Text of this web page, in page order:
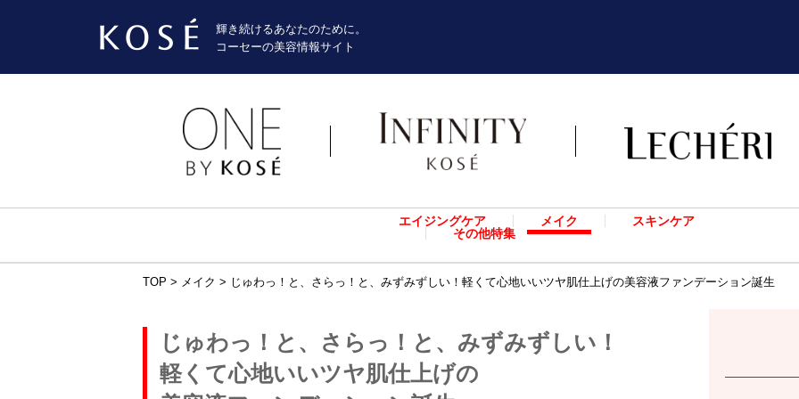
輝き続けるあなたのために。
コーセーの美容情報サイト
エイジングケア メイク
スキンケア
その他特集
TOP > メイク > じゅわっ！と、さらっ！と、みずみずしい！軽くて心地いいツヤ肌仕上げの美容液ファンデーション誕生
じゅわっ！と、さらっ！と、みずみずしい！
軽くて心地いいツヤ肌仕上げの